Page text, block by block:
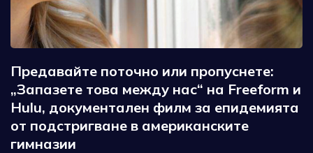
Предавайте поточно или пропуснете:
„Запазете това между нас“ на Freeform и
Hulu, документален филм за епидемията
от подстригване в американските
гимназии